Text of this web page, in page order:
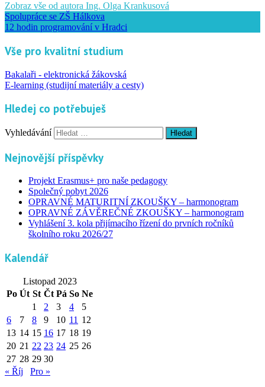
Zobraz vše od autora Ing. Olga Krankusová
Spolupráce se ZŠ Hálkova
12 hodin programování v Hradci
Vše pro kvalitní studium
Bakalaři - elektronická žákovská
E-learning (studijní materiály a cesty)
Hledej co potřebuješ
Vyhledávání
Nejnovější příspěvky
Projekt Erasmus+ pro naše pedagogy
Společný pobyt 2026
OPRAVNÉ MATURITNÍ ZKOUŠKY – harmonogram
OPRAVNÉ ZÁVĚREČNÉ ZKOUŠKY – harmonogram
Vyhlášení 3. kola přijímacího řízení do prvních ročníků
školního roku 2026/27
Kalendář
Listopad 2023
Po Út St Čt Pá So Ne
1
2 3 4
5
6
7 8 9 10 11 12
13 14 15 16 17 18 19
20 21 22 23 24 25 26
27 28 29 30
« Říj
Pro »